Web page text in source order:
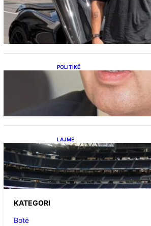
Ish-banori i Big Brother
Kuqi ua mbyll gojën
dëshmi për
POLITIKË
Përplasja VV-LDK për
Kërçeli i përgjigjet Hotit:
aleancën me SHBA-në”
LAJME
Ish-mesfushori i Real
Argjentinës,shtrohet
problemeve me zemrën,
e ardhshme
KATEGORI
Botë